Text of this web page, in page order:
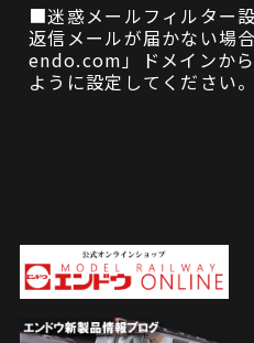
■迷惑メールフィルター
返信メールが届かない場
endo.com」ドメインか
ように設定してください。